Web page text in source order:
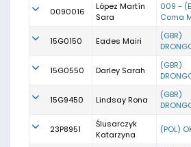
0090016
López Martín
Sara
009 -
Coma
15G0150 Eades Mairi
(GBR)
15G0550 Darley Sarah
(GBR)
15G9450 Lindsay Rona
(GBR)
23P8951
Ślusarczyk
Katarzyna
(POL)